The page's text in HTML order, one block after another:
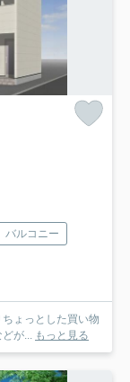
バルコニー
ょっとした買い物
が... もっと見る